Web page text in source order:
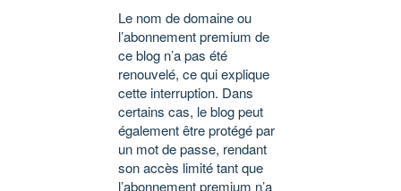
Le nom de domaine ou
l’abonnement premium de
ce blog n’a pas été
renouvelé, ce qui explique
cette interruption. Dans
certains cas, le blog peut
également être protégé par
un mot de passe, rendant
son accès limité tant que
l’abonnement premium n’a